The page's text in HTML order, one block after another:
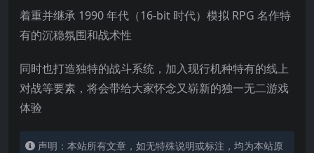
着重并继承 1990 年代（16-bit 时代）模拟 RPG 名作特
有的沉稳氛围和战术性
同时也打造独特的战斗系统，加入现行机种特有的线上
对战等要素，将会带给大家怀念又崭新的独一无二游戏
体验
声明：本站所有文章，如无特殊说明或标注，均为本站原